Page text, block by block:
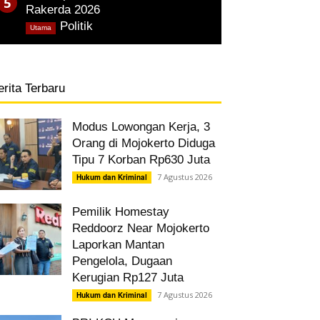
Rakerda 2026
Politik
Utama
Terbaru
Modus Lowongan Kerja, 3
Orang di Mojokerto Diduga
Tipu 7 Korban Rp630 Juta
Hukum dan Kriminal 7 Agustus 2026
Pemilik Homestay
Reddoorz Near Mojokerto
Laporkan Mantan
Pengelola, Dugaan
Kerugian Rp127 Juta
Hukum dan Kriminal 7 Agustus 2026